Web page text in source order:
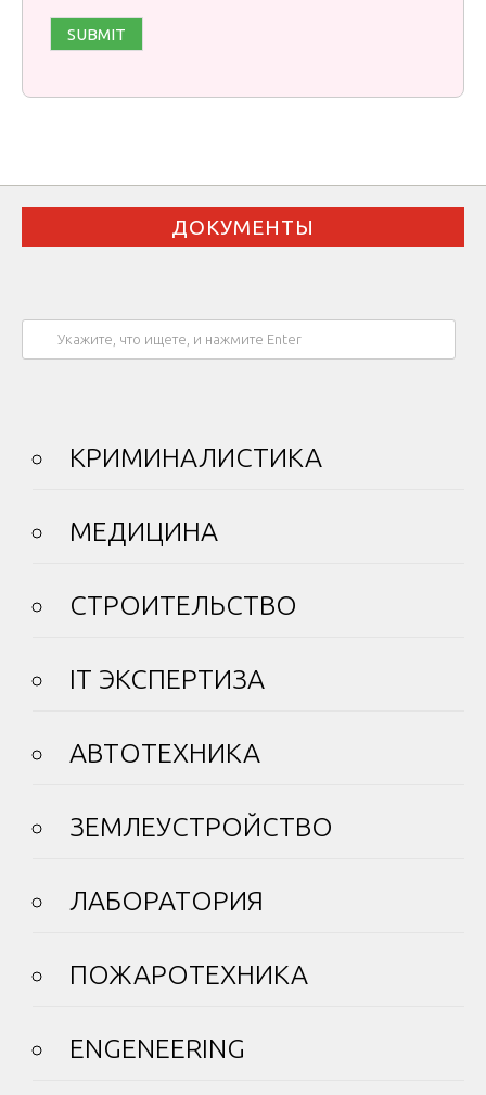
ДОКУМЕНТЫ
КРИМИНАЛИСТИКА
МЕДИЦИНА
СТРОИТЕЛЬСТВО
IT ЭКСПЕРТИЗА
АВТОТЕХНИКА
ЗЕМЛЕУСТРОЙСТВО
ЛАБОРАТОРИЯ
ПОЖАРОТЕХНИКА
ENGENEERING